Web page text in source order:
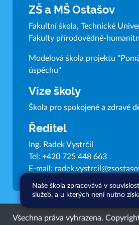
ZŠ a MŠ Ostašov
Fakultní škola, Technické
Fakulty přírodovědně-
Modelová škola projektu
úspěchu"
Vize školy
Škola pro spokojené a zdravé
Ředitel
Ing. Radek Vystrčil
Tel: +420 725 448 663
E-mail:
Všechna práva vyhrazena.
Naše škola zpracovává v
služeb, a u kterých není nutno